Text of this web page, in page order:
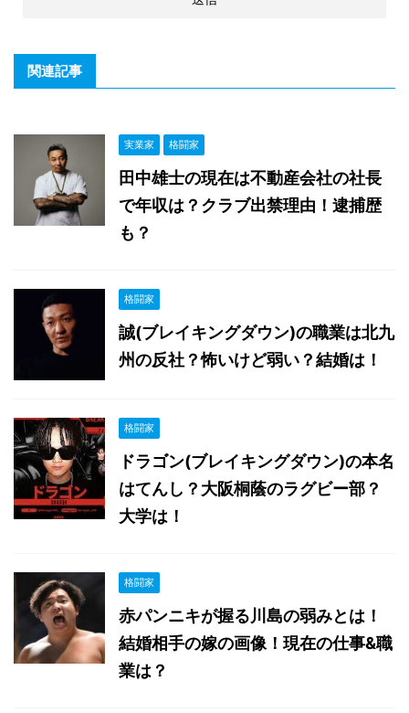
関連記事
実業家 格闘家
田中雄士の現在は不動産会社の社長
で年収は？クラブ出禁理由！逮捕歴
も？
格闘家
誠(ブレイキングダウン)の職業は北九
州の反社？怖いけど弱い？結婚は！
格闘家
ドラゴン(ブレイキングダウン)の本名
はてんし？大阪桐蔭のラグビー部？
大学は！
格闘家
赤パンニキが握る川島の弱みとは！
結婚相手の嫁の画像！現在の仕事&職
業は？